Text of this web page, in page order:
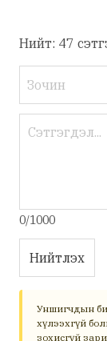
Нийт: 47
0/1000
Нийтлэх
Уншигчдын
хүлээхгүй
зохисгүй